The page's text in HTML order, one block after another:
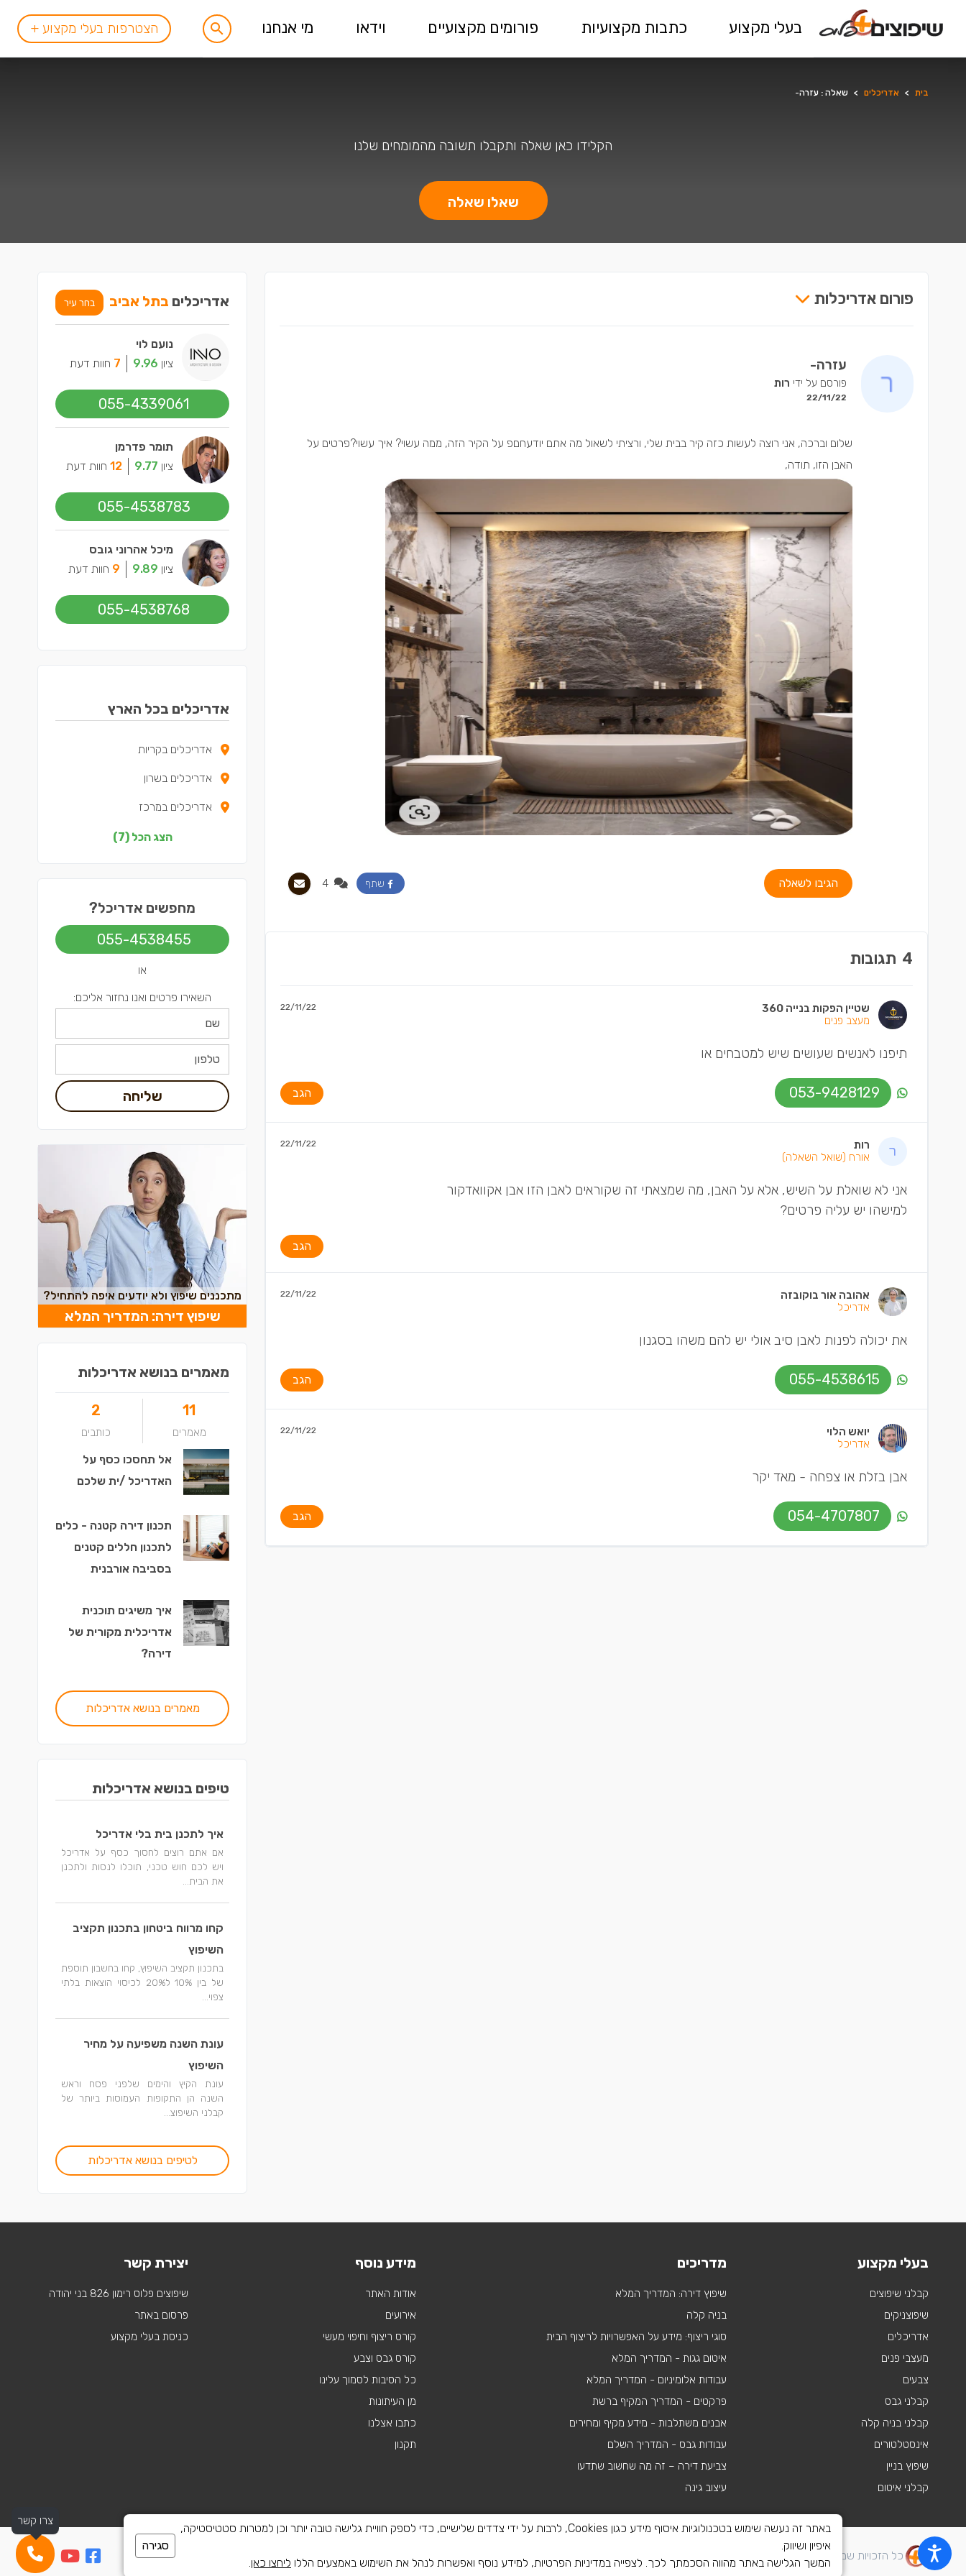
בעלי מקצוע כתבות מקצועיות פורומים מקצועיים וידאו מי אנחנו הצטרפות בעלי מקצוע +
בית > אדריכלים > שאלה : עזרה-
הקלידו כאן שאלה ותקבלו תשובה מהמומחים שלנו
שאלו שאלה
פורום אדריכלות
עזרה-
פורסם על ידי רות
22/11/22
שלום וברכה, אני רוצה לעשות כזה קיר בבית שלי, ורציתי לשאול מה אתם יודעחםפ על הקיר הזה, ממה עשוי? איך עשוי?פרטים על
האבן הזו, תודה,
הגיבו לשאלה שתף
4 תגובות
שטיין הפקות בנייה 360
מעצב פנים
22/11/22
תיפנו לאנשים שעושים שיש למטבחים או
053-9428129 הגב
רות
אורח (שואל השאלה)
22/11/22
אני לא שואלת על השיש, אלא על האבן, מה שמצאתי זה שקוראים לאבן הזו אבן אקוואדקור
למישהו יש עליה פרטים?
הגב
אהובה אור בוקובזה
אדריכל
22/11/22
את יכולה לפנות לאבן סיב אולי יש להם משהו בסגנון
055-4538615 הגב
יואש הלוי
אדריכל
22/11/22
אבן בזלת או צפחה - מאד יקר
054-4707807 הגב
אדריכלים בתל אביב בחר עיר
נועם לוי
ציון 9.96
7 חוות דעת
055-4339061
תומר פדרמן
ציון 9.77
12 חוות דעת
055-4538783
מיכל אהרוני גובס
ציון 9.89
9 חוות דעת
055-4538768
אדריכלים בכל הארץ
אדריכלים בקריות
אדריכלים בשרון
אדריכלים במרכז
אדריכלים בצפון
אדריכלים בדרום
אדריכלים בתל אביב
הצג הכל (7)
מחפשים אדריכל?
055-4538455
או
השאירו פרטים ואנו נחזור אליכם:
שליחה
מתכננים שיפוץ ולא יודעים איפה להתחיל?
שיפוץ דירה: המדריך המלא
מאמרים בנושא אדריכלות
11
מאמרים
2
כותבים
אל תחסכו כסף על
האדריכל /ית שלכם
תכנון דירה קטנה - כלים
לתכנון חללים קטנים
בסביבה אורבנית
איך משיגים תוכנית
אדריכלית מקורית של
דירה?
מאמרים בנושא אדריכלות
טיפים בנושא אדריכלות
איך לתכנן בית בלי אדריכל
אם אתם רוצים לחסוך כסף על אדריכל
ויש לכם חוש טכני, תוכלו לנסות ולתכנן
את הבית...
קחו מרווח ביטחון בתכנון תקציב
השיפוץ
בתכנון תקציב השיפוץ, קחו בחשבון תוספת
של בין 10% ל20% לכיסוי הוצאות בלתי
צפוי...
עונת השנה משפיעה על מחיר
השיפוץ
עונת הקיץ והימים שלפני פסח וראש
השנה הן התקופות העמוסות ביותר של
קבלני השיפוצ...
לטיפים בנושא אדריכלות
בעלי מקצוע
קבלני שיפוצים
שיפוצניקים
אדריכלים
מעצבי פנים
צבעים
קבלני גבס
קבלני בניה קלה
אינסטלטורים
שיפוץ בניין
קבלני איטום
מדריכים
שיפוץ דירה: המדריך המלא
בניה קלה
סוגי ריצוף: מידע על האפשרויות לריצוף הבית
איטום גגות - המדריך המלא
עבודות אלומיניום - המדריך המלא
פרקטים - המדריך המקיף ברשת
אבנים משתלבות - מידע מקיף ומחירים
עבודות גבס - המדריך השלם
צביעת דירה – זה מה שחשוב שתדעו
עיצוב גינה
מידע נוסף
אודות האתר
אירועים
קורס ריצוף וחיפוי מעשי
קורס גבס וצבע
כל הסיבות לסמוך עלינו
מן העיתונות
כתבו אצלנו
תקנון
יצירת קשר
שיפוצים פלוס רימון 826 בני יהודה
פרסום באתר
כניסת בעלי מקצוע
כל הזכויות שמורות לשיפוצים פלוס 2010-2026
צרו קשר
באתר זה נעשה שימוש בטכנולוגיות איסוף מידע כגון Cookies, לרבות על ידי צדדים שלישיים, כדי לספק חוויית גלישה טובה יותר וכן למטרות סטטיסטיקה,
איפיון ושיווק.
המשך הגלישה באתר מהווה הסכמתך לכך. לצפייה במדיניות הפרטיות, למידע נוסף ואפשרות לנהל את השימוש באמצעים הללו ליחצו כאן.
סגירה